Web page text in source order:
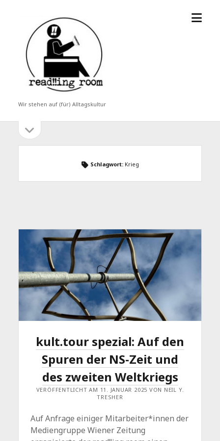
read!!ing
room
Wir stehen auf (für) Alltagskultur
Menü
Seitenleiste
öffnen
Schlagwort: Krieg
kult.tour spezial: Auf den
Spuren der NS-Zeit und
des zweiten Weltkriegs
VERÖFFENTLICHT AM 11. JANUAR 2025 VON NEIL Y.
TRESHER
Auf Anfrage einiger Mitarbeiter*innen der
Mediengruppe Wiener Zeitung